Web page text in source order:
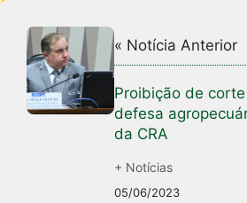
« Notícia Anterior
Proibição de
defesa
da CRA
+ Notícias
05/06/2023